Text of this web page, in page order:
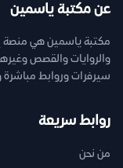
عن مكتبة ياسمين
مكتبة ياسمين هي منصة
سيرفرات وروابط مباشرة
روابط سريعة
من نحن